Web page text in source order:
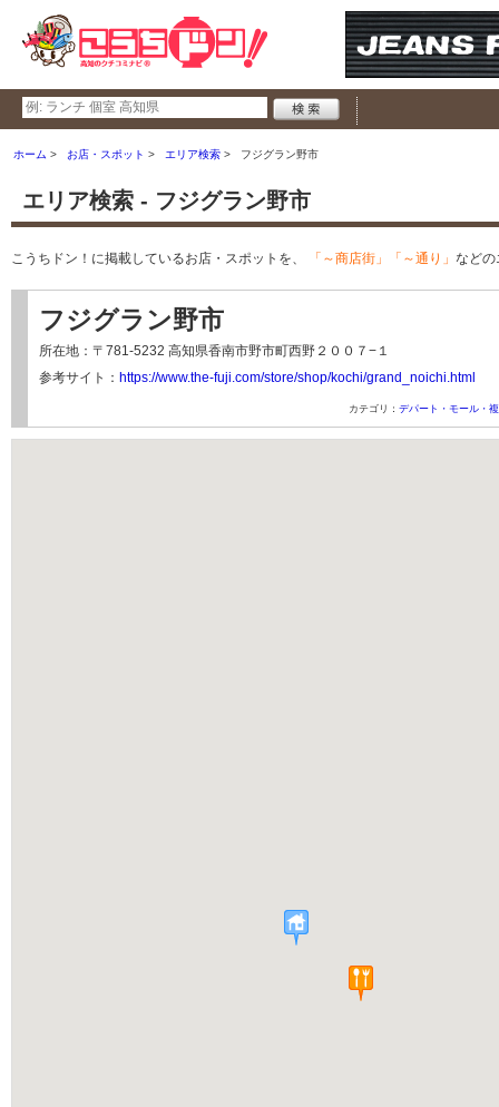
ホーム お店・スポット エリア検索 フジグラン野市
エリア検索 - フジグラン野市
こうちドン！に掲載しているお店・スポットを、 「～商店街」「～通り」 などの
フジグラン野市
所在地：〒781-5232 高知県香南市野市町西野２００７−１
参考サイト： https://www.the-fuji.com/store/shop/kochi/grand_noichi.html
カテゴリ： デパート・モール・